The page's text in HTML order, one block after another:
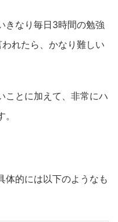
きなり毎日3時間の勉強
れたら、かなり難しい
ことに加えて、非常にハ
体的には以下のようなも